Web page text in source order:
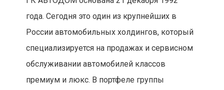
года. Сегодня это один из крупнейших в
России автомобильных холдингов, который
специализируется на продажах и сервисном
обслуживании автомобилей классов
премиум и люкс. В портфеле группы